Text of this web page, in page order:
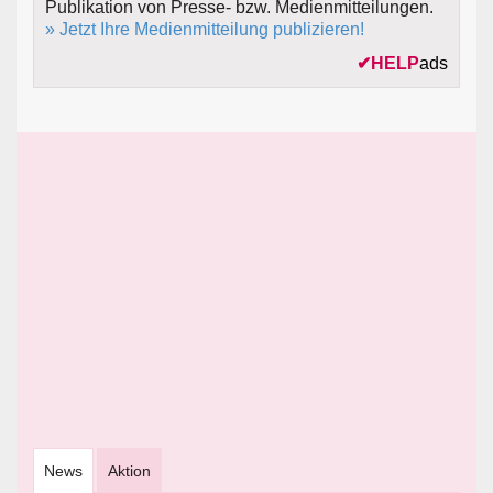
Publikation von Presse- bzw. Medienmitteilungen.
» Jetzt Ihre Medienmitteilung publizieren!
✔ HELPads
News Aktion